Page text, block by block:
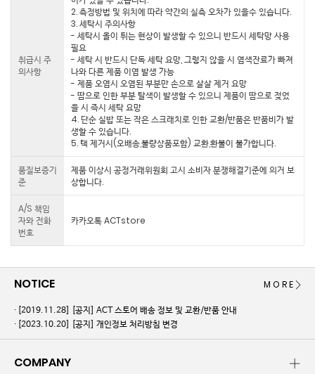
취급시 주
의사항
2. 측정방법 및 위치에 따라 약간의 실측 오차가 있을수 있습니다.
3. 세탁시 주의사항
- 세탁시 올이 튀는 현상이 발생할 수 있으니 반드시 세탁망 사용
필요
- 세탁 시 반드시 단독 세탁 요망, 그렇지 않을 시 염색잔료가 빠져
나와 다른 제품 이염 발생 가능
- 제품 오염시 오염된 부분만 손으로 살살 제거 요망
- 땀으로 인한 부분 탈색이 발생할 수 있으니 제품이 땀으로 젖었
을 시 즉시 세탁 요망
4. 단순 실밥 또는 작은 스크래치로 인한 교환/반품은 반품비가 발
생할 수 있습니다.
5. 택 제거시(오배송,불량상품포함) 교환,환불이 불가합니다.
품질보증기
준
제품 이상시 공정거래위원회 고시 소비자 분쟁해결기준에 의거 보
상합니다.
A/S 책임
자와 전화
번호
카카오톡 ACTstore
NOTICE
[2019.11.28]
[공지] ACT 스토어 배송 정보 및 교환/반품 안내
[2023.10.20]
[공지] 개인정보 처리방침 변경
MORE
COMPANY